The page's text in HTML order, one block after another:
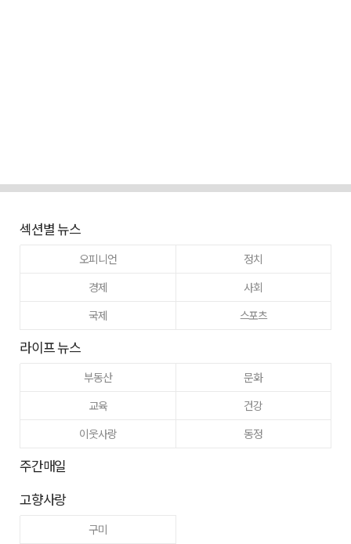
섹션별 뉴스
오피니언
정치
경제
사회
국제
스포츠
라이프 뉴스
부동산
문화
교육
건강
이웃사랑
동정
주간매일
고향사랑
구미